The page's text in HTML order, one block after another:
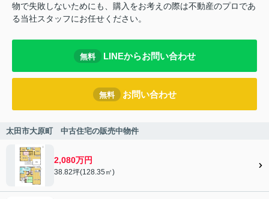
物で失敗しないためにも、購入をお考えの際は不動産のプロであ
る当社スタッフにお任せください。
無料 LINEからお問い合わせ
無料 お問い合わせ
太田市大原町 中古住宅の販売中物件
2,080万円
38.82坪(128.35㎡)